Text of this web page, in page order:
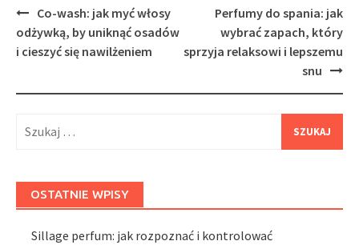
Post
navigation
Co-wash: jak myć włosy
odżywką, by uniknąć osadów
i cieszyć się nawilżeniem
Perfumy do spania: jak
wybrać zapach, który
sprzyja relaksowi i lepszemu
snu
OSTATNIE WPISY
Sillage perfum: jak rozpoznać i kontrolować